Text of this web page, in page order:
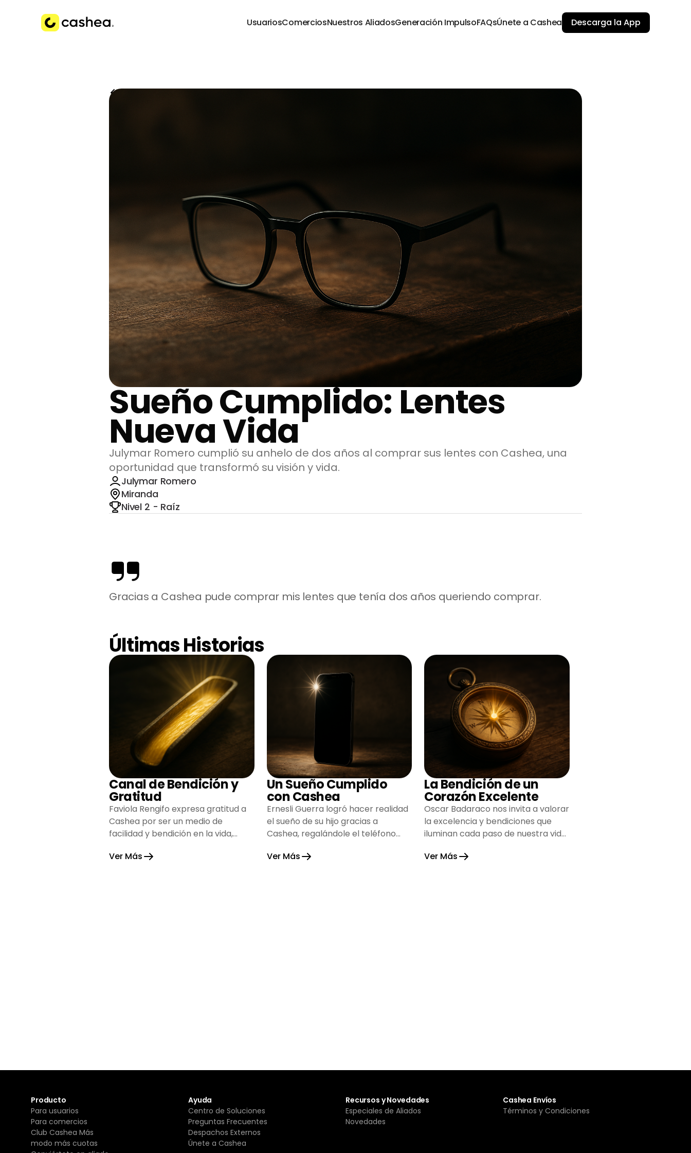
UsuariosComerciosNuestros AliadosGeneración ImpulsoFAQsÚnete a Cashea Descarga la App
Volver a Historias
Sueño Cumplido: Lentes
Nueva Vida
Julymar Romero cumplió su anhelo de dos años al comprar sus lentes con Cashea, una
oportunidad que transformó su visión y vida.
Julymar Romero
Miranda
Nivel 2 - Raíz
Gracias a Cashea pude comprar mis lentes que tenía dos años queriendo comprar.
Últimas Historias
Canal de Bendición y
Gratitud
Faviola Rengifo expresa gratitud a
Cashea por ser un medio de
facilidad y bendición en la vida,
esperanza.
Ver Más
Un Sueño Cumplido
con Cashea
Ernesli Guerra logró hacer realidad
el sueño de su hijo gracias a
Cashea, regalándole el teléfono
alegría su hogar.
Ver Más
La Bendición de un
Corazón Excelente
Oscar Badaraco nos invita a valorar
la excelencia y bendiciones que
iluminan cada paso de nuestra vida,
gratitud y fortaleza.
Ver Más
Producto
Para usuarios
Para comercios
Club Cashea Más
modo más cuotas
Ayuda
Centro de Soluciones
Preguntas Frecuentes
Despachos Externos
Únete a Cashea
Recursos y Novedades
Especiales de Aliados
Novedades
Cashea Envíos
Términos y Condiciones